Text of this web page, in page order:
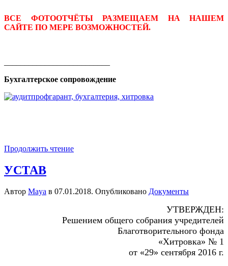
ВСЕ ФОТООТЧЁТЫ РАЗМЕЩАЕМ НА НАШЕМ
САЙТЕ ПО МЕРЕ ВОЗМОЖНОСТЕЙ.
Бухгалтерское сопровождение
Продолжить чтение
УСТАВ
Автор Maya в 07.01.2018. Опубликовано Документы
УТВЕРЖДЕН:
Решением общего собрания учредителей
Благотворительного фонда
«Хитровка» № 1
от «29» сентября 2016 г.